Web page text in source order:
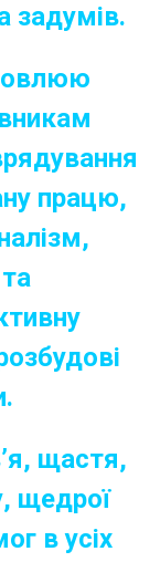
задумів.
працю,
щастя,
щедрої
в усіх